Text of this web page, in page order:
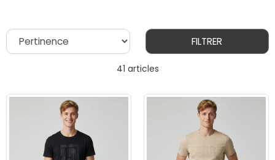
41 articles
FILTRER